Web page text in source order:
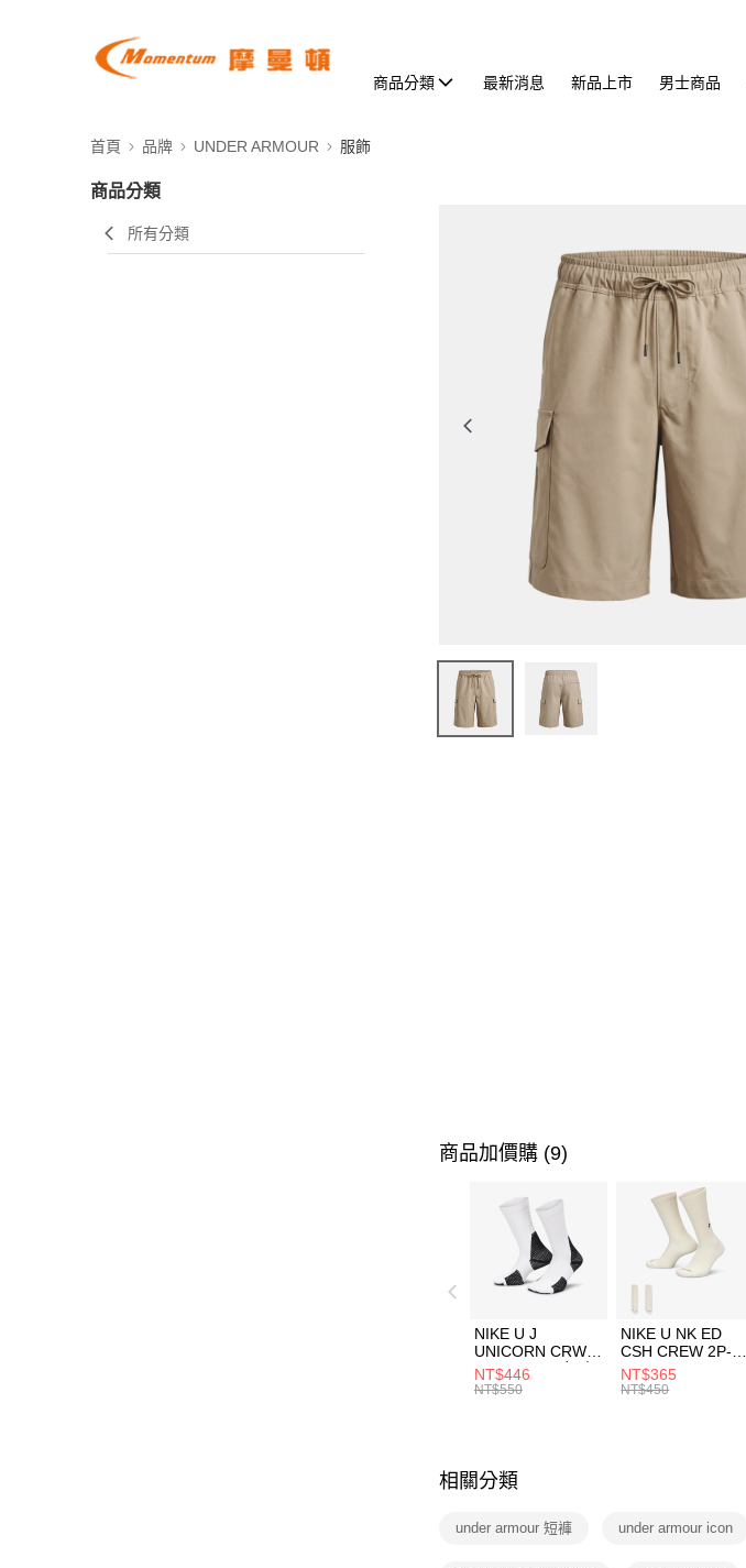
商品分類 最新消息 新品上市 男士商品
首頁 品牌 UNDER ARMOUR 服飾
商品分類
所有分類
商品加價購 (9)
NIKE U J
UNICORN CRW
1PR -160 男女 中
統襪 FZ3393100
NT$446
NT$550
NIKE U NK ED
CSH CREW 2P-
144 EMBRDY 男
女 短統襪
NT$365
NT$450
相關分類
under armour 短褲 under armour icon